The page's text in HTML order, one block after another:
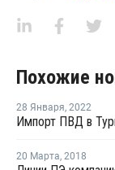
Похожие
28 Января, 2022
Импорт ПВД в
20 Марта, 2018